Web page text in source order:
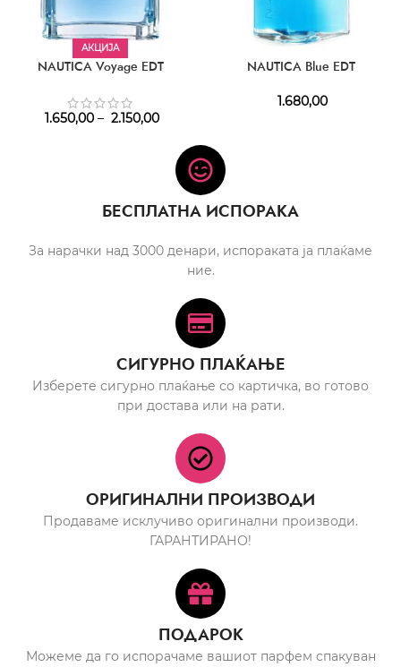
АКЦИЈА
NAUTICA Voyage EDT
1.650,00 – 2.150,00
NAUTICA Blue EDT
1.680,00
БЕСПЛАТНА ИСПОРАКА
За нарачки над 3000 денари, испораката ја плаќаме
ние.
СИГУРНО ПЛАЌАЊЕ
Изберете сигурно плаќање со картичка, во готово
при достава или на рати.
ОРИГИНАЛНИ ПРОИЗВОДИ
Продаваме исклучиво оригинални производи.
ГАРАНТИРАНО!
ПОДАРОК
Можеме да го испорачаме вашиот парфем спакуван